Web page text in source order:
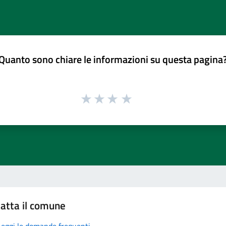
sono chiare le informazioni su questa
il comune